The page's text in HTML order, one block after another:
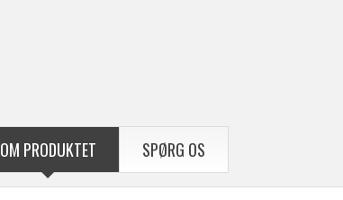
OM PRODUKTET SPØRG OS